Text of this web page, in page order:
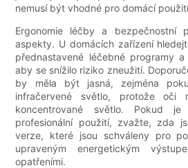
nemusí být vhodné pro domácí
Ergonomie léčby a bezpečnostní
aspekty. U domácích zařízení
přednastavené léčebné programy
aby se snížilo riziko zneužití.
by měla být jasná, zejména
infračervené světlo, protože oči
koncentrované světlo. Pokud
profesionální použití, zvažte, zda
verze, které jsou schváleny pro
upraveným energetickým
opatřeními.